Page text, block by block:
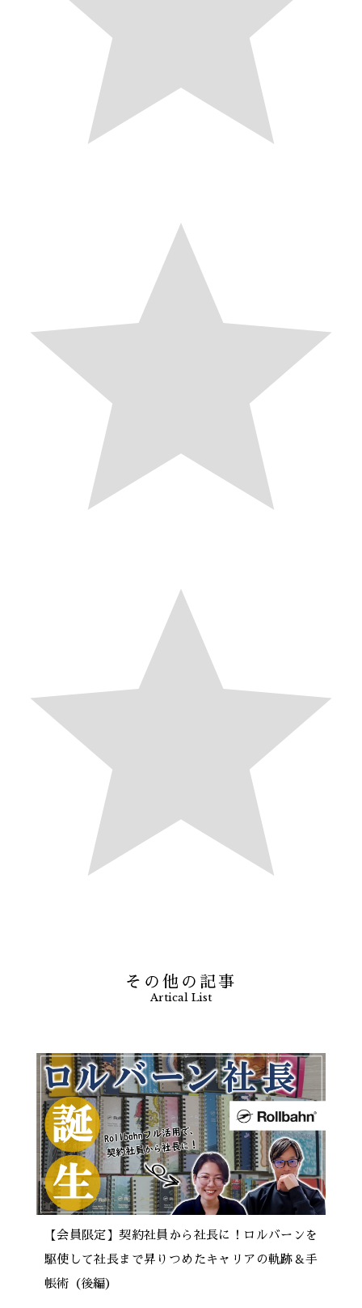
その他の記事
Artical List
【会員限定】契約社員から社長に！ロルバーンを
駆使して社長まで昇りつめたキャリアの軌跡＆手
帳術（後編）